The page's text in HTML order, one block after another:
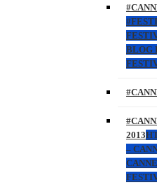
BLOG
2013
–